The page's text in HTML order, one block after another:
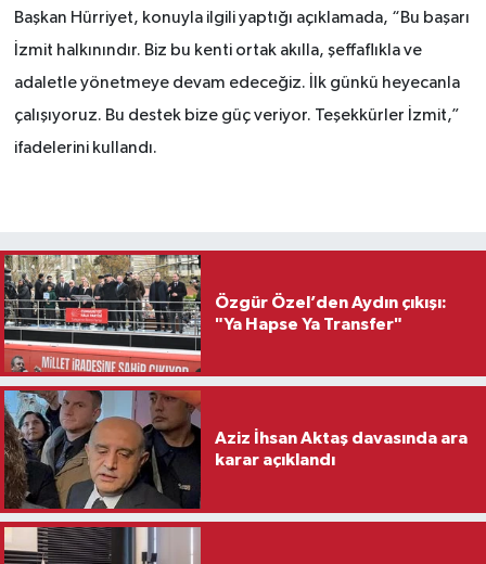
Başkan Hürriyet, konuyla ilgili yaptığı açıklamada, “Bu başarı
İzmit halkınındır. Biz bu kenti ortak akılla, şeffaflıkla ve
adaletle yönetmeye devam edeceğiz. İlk günkü heyecanla
çalışıyoruz. Bu destek bize güç veriyor. Teşekkürler İzmit,”
ifadelerini kullandı.
Özgür Özel’den Aydın çıkışı:
"Ya Hapse Ya Transfer"
Aziz İhsan Aktaş davasında ara
karar açıklandı